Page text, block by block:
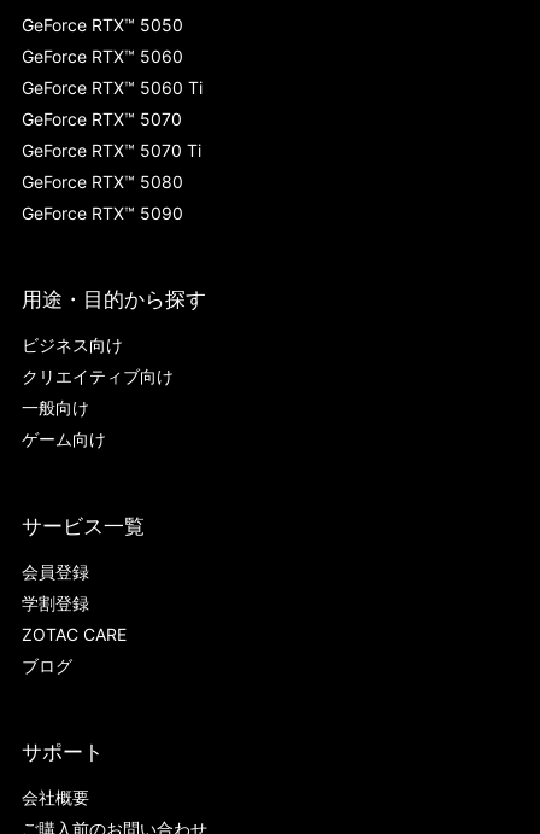
GeForce RTX™ 5050
GeForce RTX™ 5060
GeForce RTX™ 5060 Ti
GeForce RTX™ 5070
GeForce RTX™ 5070 Ti
GeForce RTX™ 5080
GeForce RTX™ 5090
用途・目的から探す
ビジネス向け
クリエイティブ向け
一般向け
ゲーム向け
サービス一覧
会員登録
学割登録
ZOTAC CARE
ブログ
サポート
会社概要
ご購入前のお問い合わせ